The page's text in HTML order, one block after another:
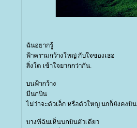
ฉันอยากรู้
ฟ้าครามกว้างใหญ่ กับใจของเธอ
สิ่งใด เข้าใจยากกว่ากัน.
บนฟ้ากว้าง
มีนกบิน
ไม่ว่าจะตัวเล็ก หรือตัวใหญ่ นกก็ยังคงบิน
บางทีฉันเห็นนกบินตัวเดียว